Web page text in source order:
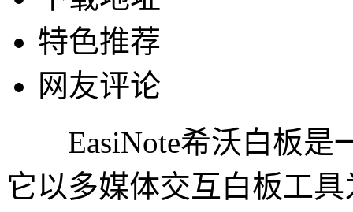
特色推荐
网友评论
EasiNote希沃白板是
它以多媒体交互白板工